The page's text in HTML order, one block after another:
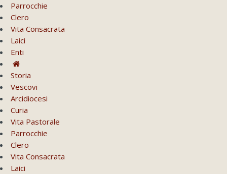
Parrocchie
Clero
Vita Consacrata
Laici
Enti
Storia
Vescovi
Arcidiocesi
Curia
Vita Pastorale
Parrocchie
Clero
Vita Consacrata
Laici